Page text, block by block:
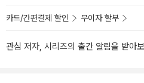
카드/간편결제 할인 무이자 할부
관심 저자, 시리즈의 출간 알림을 받아